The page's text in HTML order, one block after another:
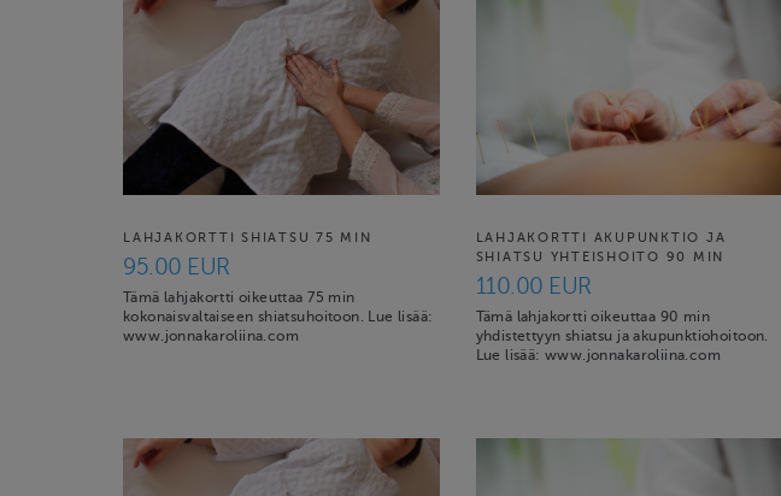
LAHJAKORTTI SHIATSU 75 MIN
95.00 EUR
Tämä lahjakortti oikeuttaa 75 min
kokonaisvaltaiseen shiatsuhoitoon. Lue lisää:
www.jonnakaroliina.com
LAHJAKORTTI AKUPUNKTIO JA
SHIATSU YHTEISHOITO 90 MIN
110.00 EUR
Tämä lahjakortti oikeuttaa 90 min
yhdistettyyn shiatsu ja akupunktiohoitoon.
Lue lisää: www.jonnakaroliina.com